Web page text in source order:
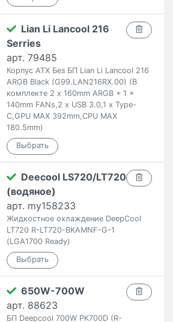
Lian Li Lancool 216
Serries
арт. 79485
Корпус ATX Без БП Lian Li Lancool 216
ARGB Black (G99.LAN216RX.00) (В
комплекте 2 x 160mm ARGB + 1 x
140mm FANs,2 x USB 3.0,1 x Type-
C,GPU MAX 392mm,CPU MAX
180.5mm)
Deecool LS720/LT720
(водяное)
арт. my158233
Жидкостное охлаждение DeepCool
LT720 R-LT720-BKAMNF-G-1
(LGA1700 Ready)
650W-700W
арт. 88623
БП Deepcool 700W PK700D (R-